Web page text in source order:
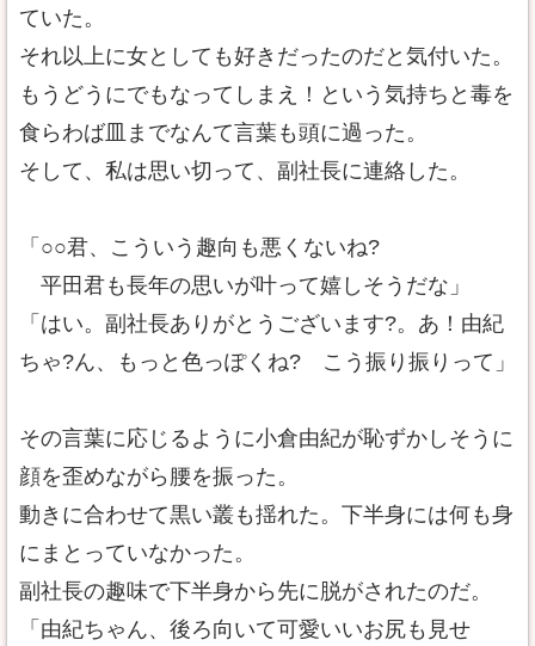
ていた。
それ以上に女としても好きだったのだと気付いた。
もうどうにでもなってしまえ！という気持ちと毒を
食らわば皿までなんて言葉も頭に過った。
そして、私は思い切って、副社長に連絡した。
「○○君、こういう趣向も悪くないね?
平田君も長年の思いが叶って嬉しそうだな」
「はい。副社長ありがとうございます?。あ！由紀
ちゃ?ん、もっと色っぽくね? こう振り振りって」
その言葉に応じるように小倉由紀が恥ずかしそうに
顔を歪めながら腰を振った。
動きに合わせて黒い叢も揺れた。下半身には何も身
にまとっていなかった。
副社長の趣味で下半身から先に脱がされたのだ。
「由紀ちゃん、後ろ向いて可愛いいお尻も見せ